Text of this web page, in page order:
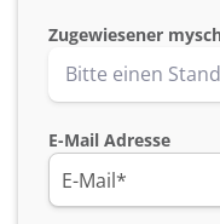
Zugewiesener
E-Mail Adresse